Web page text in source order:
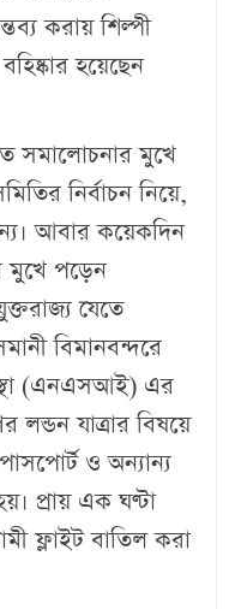
করায় শিল্পী
হয়েছেন
সমালোচনার মুখে
নির্বাচন নিয়ে,
আবার কয়েকদিন
মুখে পড়েন
যেতে
বিমানবন্দরে
(এনএসআই) এর
লন্ডন যাত্রার বিষয়ে
ও অন্যান্য
প্রায় এক ঘণ্টা
ফ্লাইট বাতিল করা